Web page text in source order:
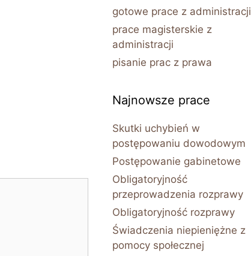
gotowe prace z administracji
prace magisterskie z
administracji
pisanie prac z prawa
Najnowsze prace
Skutki uchybień w
postępowaniu dowodowym
Postępowanie gabinetowe
Obligatoryjność
przeprowadzenia rozprawy
Obligatoryjność rozprawy
Świadczenia niepieniężne z
pomocy społecznej